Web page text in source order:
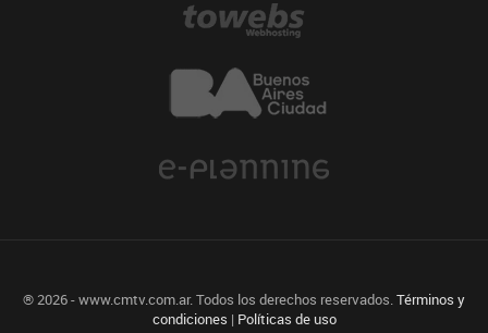
® 2026 - www.cmtv.com.ar. Todos los derechos reservados.Términos y
condiciones | Políticas de uso